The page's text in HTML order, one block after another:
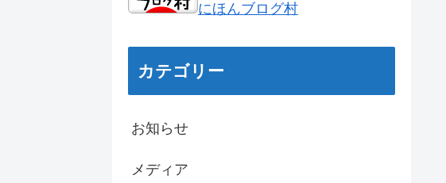
にほんブログ村
カテゴリー
お知らせ
メディア